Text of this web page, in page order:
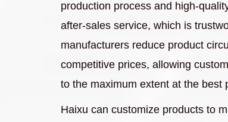
production process and high-
after-sales service, which is
manufacturers reduce product
competitive prices, allowing
to the maximum extent at the best
Haixu can customize products to